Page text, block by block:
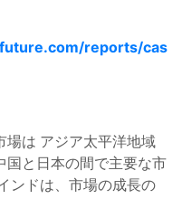
reports/cas
場は アジア太平洋地域
国と日本の間で主要な市
ンドは、市場の成長の